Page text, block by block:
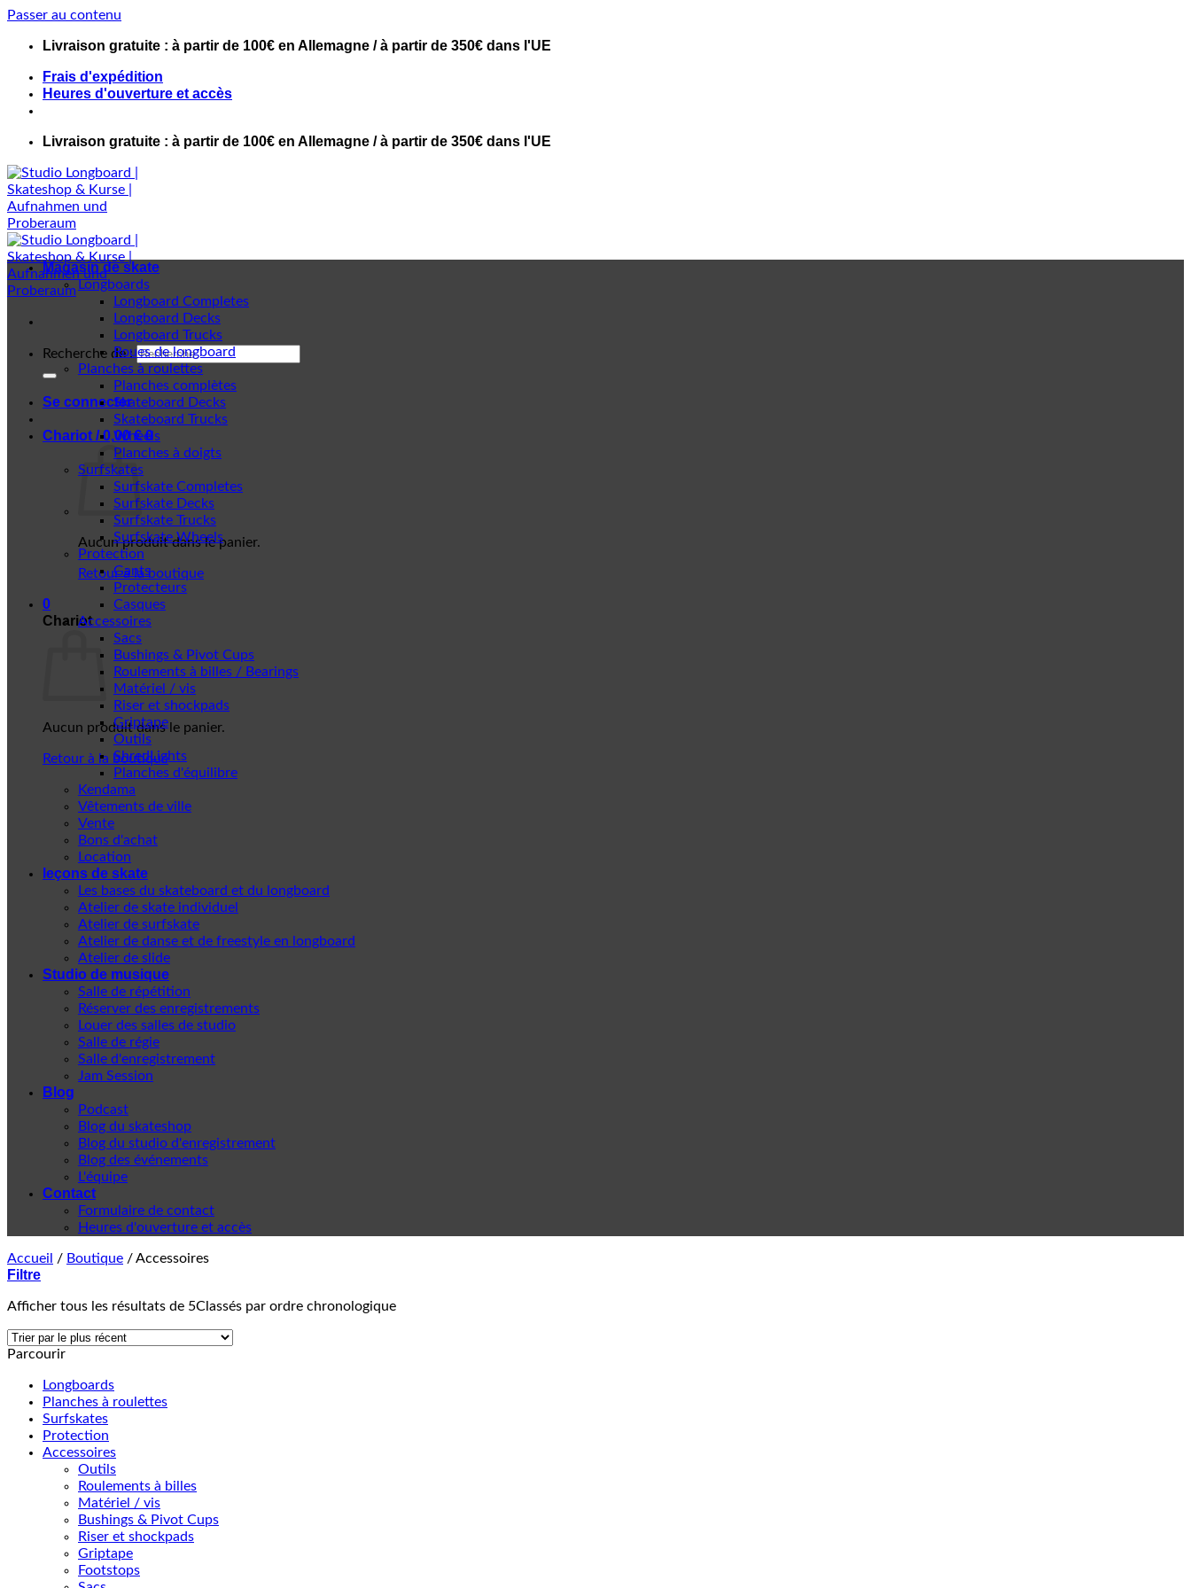
Passer au contenu
Livraison gratuite : à partir de 100€ en Allemagne / à partir de 350€ dans l'UE
Frais d'expédition
Heures d'ouverture et accès
Livraison gratuite : à partir de 100€ en Allemagne / à partir de 350€ dans l'UE
Recherche de :
Se connecter
Chariot /0,00€ 0
Aucun produit dans le panier.
Retour à la boutique
0
Chariot
Aucun produit dans le panier.
Retour à la boutique
Magasin de skate
Longboards
Longboard Completes
Longboard Decks
Longboard Trucks
Roues de longboard
Planches à roulettes
Planches complètes
Skateboard Decks
Skateboard Trucks
Wheels
Planches à doigts
Surfskates
Surfskate Completes
Surfskate Decks
Surfskate Trucks
Surfskate Wheels
Protection
Gants
Protecteurs
Casques
Accessoires
Sacs
Bushings & Pivot Cups
Roulements à billes / Bearings
Matériel / vis
Riser et shockpads
Griptape
Outils
ShredLights
Planches d'équilibre
Kendama
Vêtements de ville
Vente
Bons d'achat
Location
leçons de skate
Les bases du skateboard et du longboard
Atelier de skate individuel
Atelier de surfskate
Atelier de danse et de freestyle en longboard
Atelier de slide
Studio de musique
Salle de répétition
Réserver des enregistrements
Louer des salles de studio
Salle de régie
Salle d'enregistrement
Jam Session
Blog
Podcast
Blog du skateshop
Blog du studio d'enregistrement
Blog des événements
L'équipe
Contact
Formulaire de contact
Heures d'ouverture et accès
Accueil / Boutique /Accessoires
Filtre
Afficher tous les résultats de 5Classés par ordre chronologique
Parcourir
Longboards
Planches à roulettes
Surfskates
Protection
Accessoires
Outils
Roulements à billes
Matériel / vis
Bushings & Pivot Cups
Riser et shockpads
Griptape
Footstops